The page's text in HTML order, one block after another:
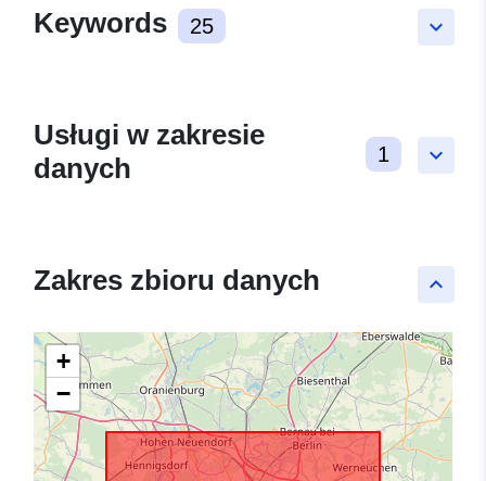
keyboard_arrow_down
Keywords 25
keyboard_arrow_down
Usługi w zakresie
danych
1
keyboard_arrow_up
Zakres zbioru danych
+
−